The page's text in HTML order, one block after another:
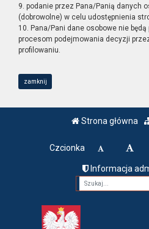
9. podanie przez Pana/Panią danych
(dobrowolne) w celu udostępnienia
10. Pana/Pani dane osobowe nie
procesom podejmowania decyzji
profilowaniu.
zamknij
Strona główna
Czcionka
Informacja
Fraza